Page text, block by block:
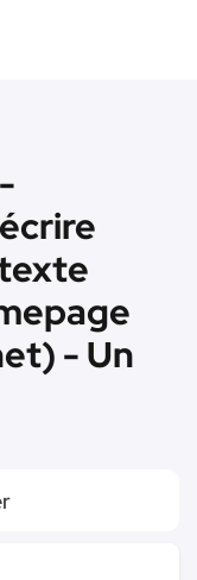
- Un